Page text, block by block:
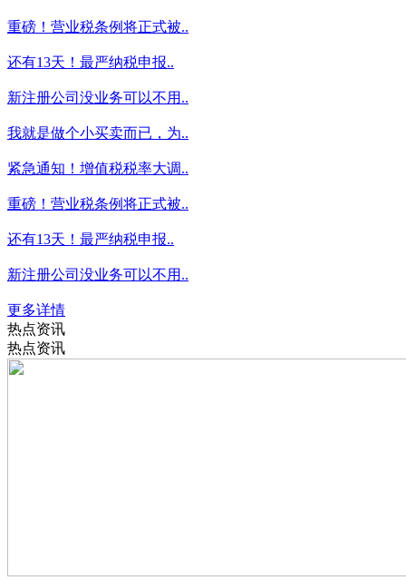
重磅！营业税条例将正式被..
还有13天！最严纳税申报..
新注册公司没业务可以不用..
我就是做个小买卖而已，为..
紧急通知！增值税税率大调..
重磅！营业税条例将正式被..
还有13天！最严纳税申报..
新注册公司没业务可以不用..
更多详情
热点资讯
热点资讯